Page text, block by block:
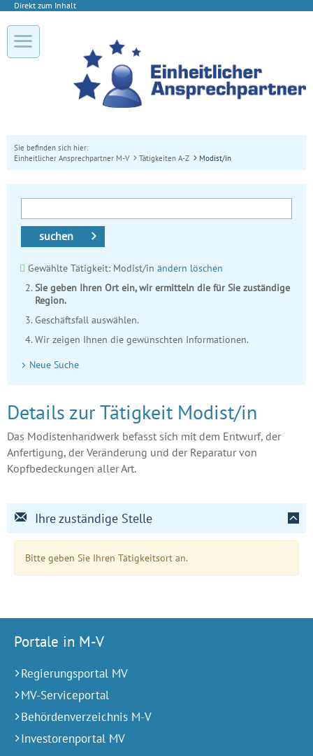
Direkt zum Inhalt
Sie befinden sich hier:
Einheitlicher Ansprechpartner M-V
Tätigkeiten A-Z Modist/in
suchen
Gewählte Tätigkeit: Modist/in ändern löschen
Sie geben Ihren Ort ein, wir ermitteln die für Sie zuständige
Region.
Geschäftsfall auswählen.
Wir zeigen Ihnen die gewünschten Informationen.
Neue Suche
Details zur Tätigkeit Modist/in
Das Modistenhandwerk befasst sich mit dem Entwurf, der
Anfertigung, der Veränderung und der Reparatur von
Kopfbedeckungen aller Art.
Ihre zuständige Stelle
Bitte geben Sie Ihren Tätigkeitsort an.
Portale in M-V
Regierungsportal MV
MV-Serviceportal
Behördenverzeichnis M-V
Investorenportal MV